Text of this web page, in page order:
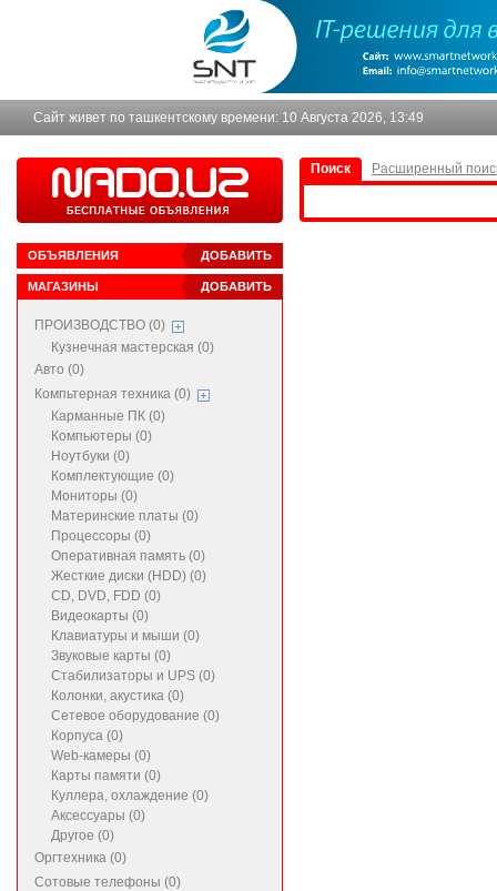
Сайт живет по ташкентскому времени: 10 Августа 2026, 13:49
ДОБАВИТЬ
ОБЪЯВЛЕНИЯ
ДОБАВИТЬ
МАГАЗИНЫ
ПРОИЗВОДСТВО (0)
Кузнечная мастерская (0)
Авто (0)
Компьтерная техника (0)
Карманные ПК (0)
Компьютеры (0)
Ноутбуки (0)
Комплектующие (0)
Мониторы (0)
Материнские платы (0)
Процессоры (0)
Оперативная память (0)
Жесткие диски (HDD) (0)
CD, DVD, FDD (0)
Видеокарты (0)
Клавиатуры и мыши (0)
Звуковые карты (0)
Стабилизаторы и UPS (0)
Колонки, акустика (0)
Сетевое оборудование (0)
Корпуса (0)
Web-камеры (0)
Карты памяти (0)
Куллера, охлаждение (0)
Аксессуары (0)
Другое (0)
Оргтехника (0)
Сотовые телефоны (0)
Поиск Расширенный